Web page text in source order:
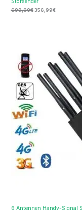
699,00€ 356,99€
6 Antennen Handy-Signal
ist:
279,99€.